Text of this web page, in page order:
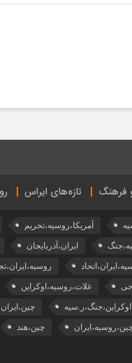
فرهنگ تازه‌های ایراس
آمریکا،روسیه،تحریم
ایران،آذربایجان
غلات،روسیه،اوکراین
چین،ایران
چین،هند